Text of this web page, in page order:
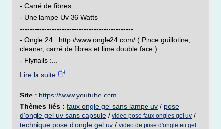
- Carré de fibres
- Une lampe Uv 36 Watts
----------------------------------------------
- Ongle 24 : http://www.ongle24.com/ ( Pince guillotine,
cleaner, carré de fibres et lime double face )
- Flynails :...
Lire la suite
Site : https://www.youtube.com
Thèmes liés : faux ongle gel sans lampe uv / pose
d'ongle gel uv sans capsule / video pose faux ongles gel uv /
technique pose d'ongle gel uv / video de pose d'ongle en gel